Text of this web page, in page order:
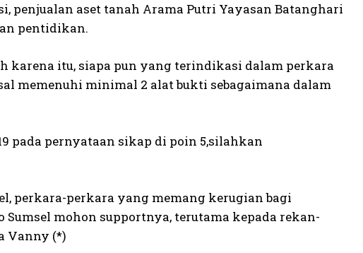
penjualan aset tanah Arama Putri Yayasan Batanghari
pentidikan.
karena itu, siapa pun yang terindikasi dalam perkara
memenuhi minimal 2 alat bukti sebagaimana dalam
pada pernyataan sikap di poin 5,silahkan
perkara-perkara yang memang kerugian bagi
Sumsel mohon supportnya, terutama kepada rekan-
Vanny (*)